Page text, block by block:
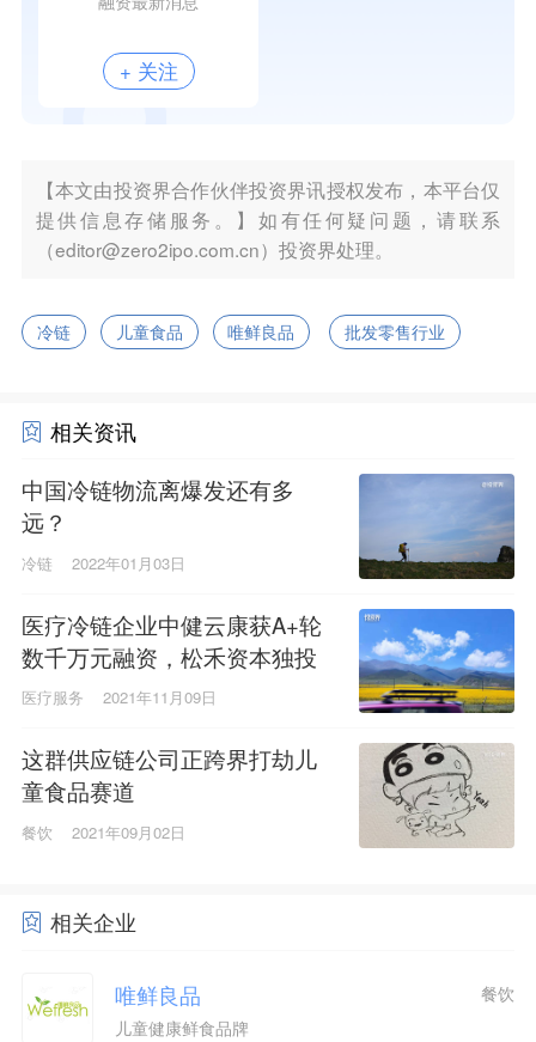
+ 关注
【本文由投资界合作伙伴投资界讯授权发布，本平台仅
提供信息存储服务。】如有任何疑问题，请联系
（editor@zero2ipo.com.cn）投资界处理。
冷链 儿童食品 唯鲜良品 批发零售行业
相关资讯
中国冷链物流离爆发还有多
远？
冷链 2022年01月03日
医疗冷链企业中健云康获A+轮
数千万元融资，松禾资本独投
医疗服务 2021年11月09日
这群供应链公司正跨界打劫儿
童食品赛道
餐饮 2021年09月02日
相关企业
唯鲜良品
儿童健康鲜食品牌
餐饮